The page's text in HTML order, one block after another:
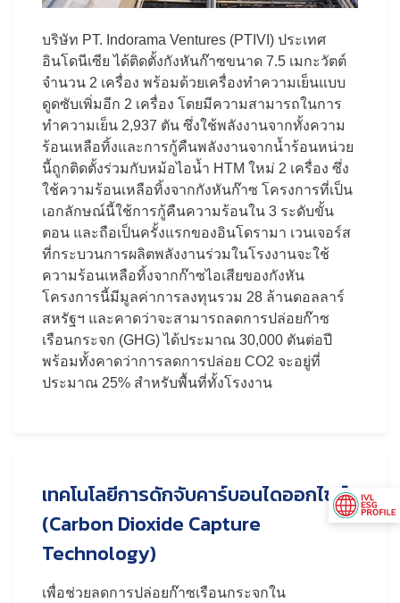
บริษัท PT. Indorama Ventures (PTIVI) ประเทศ
อินโดนีเซีย ได้ติดตั้งกังหันก๊าซขนาด 7.5 เมกะวัตต์
จำนวน 2 เครื่อง พร้อมด้วยเครื่องทำความเย็นแบบ
ดูดซับเพิ่มอีก 2 เครื่อง โดยมีความสามารถในการ
ทำความเย็น 2,937 ตัน ซึ่งใช้พลังงานจากทั้งความ
ร้อนเหลือทิ้งและการกู้คืนพลังงานจากน้ำร้อนหน่วย
นี้ถูกติดตั้งร่วมกับหม้อไอน้ำ HTM ใหม่ 2 เครื่อง ซึ่ง
ใช้ความร้อนเหลือทิ้งจากกังหันก๊าซ โครงการที่เป็น
เอกลักษณ์นี้ใช้การกู้คืนความร้อนใน 3 ระดับขั้น
ตอน และถือเป็นครั้งแรกของอินโดรามา เวนเจอร์ส
ที่กระบวนการผลิตพลังงานร่วมในโรงงานจะใช้
ความร้อนเหลือทิ้งจากก๊าซไอเสียของกังหัน
โครงการนี้มีมูลค่าการลงทุนรวม 28 ล้านดอลลาร์
สหรัฐฯ และคาดว่าจะสามารถลดการปล่อยก๊าซ
เรือนกระจก (GHG) ได้ประมาณ 30,000 ตันต่อปี
พร้อมทั้งคาดว่าการลดการปล่อย CO2 จะอยู่ที่
ประมาณ 25% สำหรับพื้นที่ทั้งโรงงาน
เทคโนโลยีการดักจับคาร์บอนไดออกไซด์
(Carbon Dioxide Capture
Technology)
เพื่อช่วยลดการปล่อยก๊าซเรือนกระจกใน